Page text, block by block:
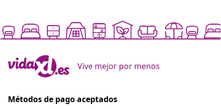
Vive mejor por menos
Métodos de pago aceptados